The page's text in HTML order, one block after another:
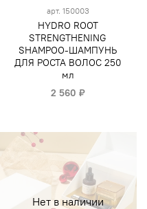
арт. 150003
HYDRO ROOT
STRENGTHENING
SHAMPOO-ШАМПУНЬ
ДЛЯ РОСТА ВОЛОС 250
мл
2 560 ₽
Нет в наличии